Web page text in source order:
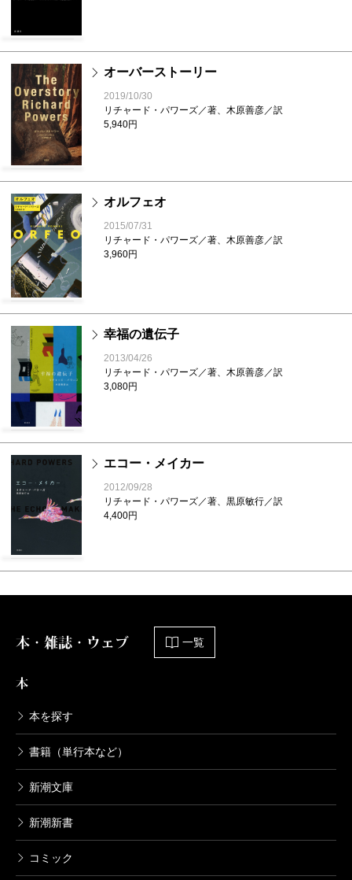
オーバーストーリー
2019/10/30
リチャード・パワーズ／著、木原善彦／訳
5,940円
オルフェオ
2015/07/31
リチャード・パワーズ／著、木原善彦／訳
3,960円
幸福の遺伝子
2013/04/26
リチャード・パワーズ／著、木原善彦／訳
3,080円
エコー・メイカー
2012/09/28
リチャード・パワーズ／著、黒原敏行／訳
4,400円
本・雑誌・ウェブ 一覧
本
本を探す
書籍（単行本など）
新潮文庫
新潮新書
コミック